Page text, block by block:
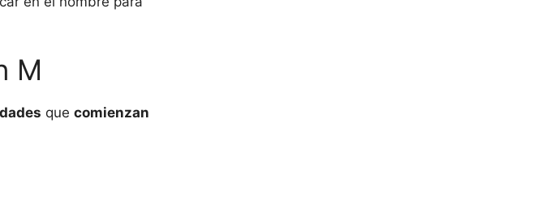
M
que comienzan